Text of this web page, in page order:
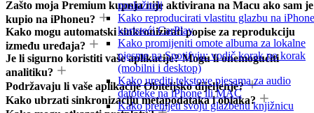
poslužitelj
Kako reproducirati vlastitu glazbu na
koristeći CarPlay
Kako promijeniti omote albuma za lokalne
pjesme na Spotifyju: vodič korak po korak
(mobilni i desktop)
Kako urediti tekstove pjesama za audio
datoteke na iPhone ili MAC
Kako prenijeti svoju glazbenu knjižnicu
Zašto moja Premium kupnja nije aktivirana na Macu ako sam je
kupio na iPhoneu?
Kako mogu automatski sinkronizirati popise za reprodukciju
između uređaja?
Je li sigurno koristiti vaše aplikacije? Mogu li onemogućiti
analitiku?
Podržavaju li vaše aplikacije Obiteljsko dijeljenje?
Kako ubrzati sinkronizaciju metapodataka i oblaka?